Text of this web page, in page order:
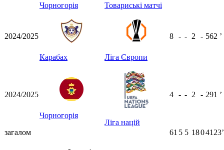
Чорногорія Товариські матчі
2024/2025
Карабах Ліга Європи
8 - - 2 - 562 ʼ
2024/2025
Чорногорія
Ліга націй
4 - - 2 - 291 ʼ
загалом 61 5 5 1804123ʼ